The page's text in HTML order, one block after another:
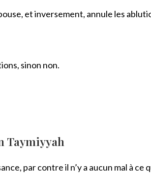
et inversement, annule les
sinon non.
Taymiyyah
par contre il n’y a aucun mal à